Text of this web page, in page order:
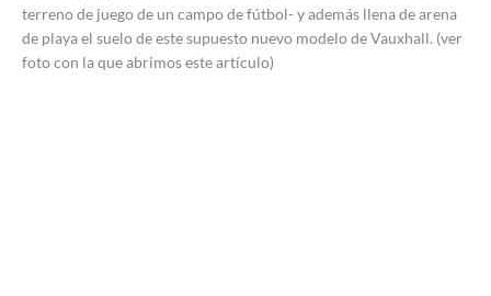
terreno de juego de un campo de fútbol- y además llena de arena
de playa el suelo de este supuesto nuevo modelo de Vauxhall. (ver
foto con la que abrimos este artículo)